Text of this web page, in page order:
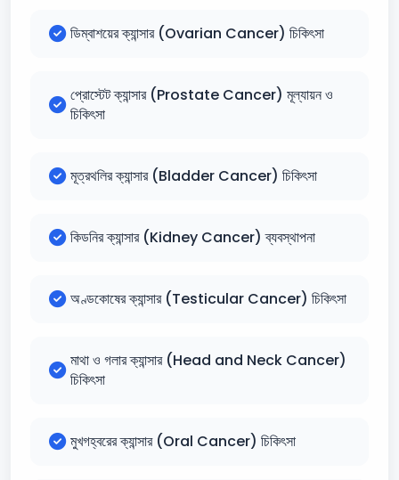
ডিম্বাশয়ের ক্যান্সার (Ovarian Cancer) চিকিৎসা
প্রোস্টেট ক্যান্সার (Prostate Cancer) মূল্যায়ন ও
চিকিৎসা
মূত্রথলির ক্যান্সার (Bladder Cancer) চিকিৎসা
কিডনির ক্যান্সার (Kidney Cancer) ব্যবস্থাপনা
অণ্ডকোষের ক্যান্সার (Testicular Cancer) চিকিৎসা
মাথা ও গলার ক্যান্সার (Head and Neck Cancer)
চিকিৎসা
মুখগহ্বরের ক্যান্সার (Oral Cancer) চিকিৎসা